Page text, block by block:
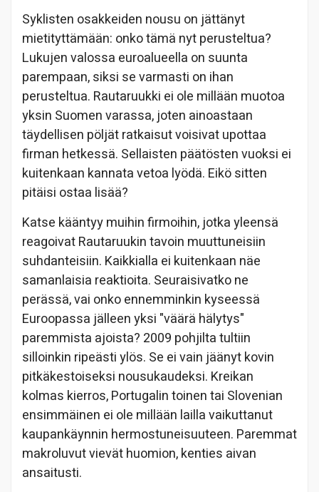
Syklisten osakkeiden nousu on jättänyt
mietityttämään: onko tämä nyt perusteltua?
Lukujen valossa euroalueella on suunta
parempaan, siksi se varmasti on ihan
perusteltua. Rautaruukki ei ole millään muotoa
yksin Suomen varassa, joten ainoastaan
täydellisen pöljät ratkaisut voisivat upottaa
firman hetkessä. Sellaisten päätösten vuoksi ei
kuitenkaan kannata vetoa lyödä. Eikö sitten
pitäisi ostaa lisää?
Katse kääntyy muihin firmoihin, jotka yleensä
reagoivat Rautaruukin tavoin muuttuneisiin
suhdanteisiin. Kaikkialla ei kuitenkaan näe
samanlaisia reaktioita. Seuraisivatko ne
perässä, vai onko ennemminkin kyseessä
Euroopassa jälleen yksi "väärä hälytys"
paremmista ajoista? 2009 pohjilta tultiin
silloinkin ripeästi ylös. Se ei vain jäänyt kovin
pitkäkestoiseksi nousukaudeksi. Kreikan
kolmas kierros, Portugalin toinen tai Slovenian
ensimmäinen ei ole millään lailla vaikuttanut
kaupankäynnin hermostuneisuuteen. Paremmat
makroluvut vievät huomion, kenties aivan
ansaitusti.